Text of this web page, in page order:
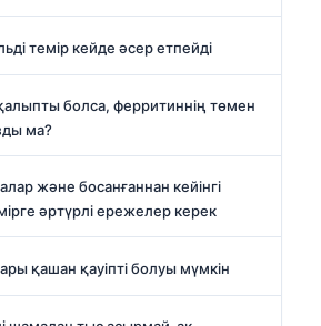
темір кейде әсер етпейді
болса, ферритиннің төмен
ма?
және босанғаннан кейінгі
әртүрлі ережелер керек
қашан қауіпті болуы мүмкін